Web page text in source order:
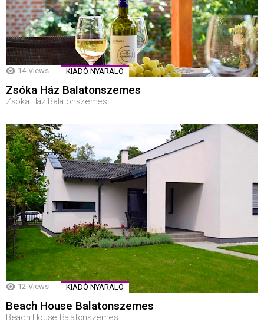
14 Views KIADÓ NYARALÓ
Zsóka Ház Balatonszemes
Zsóka Ház Balatonszemes
12 Views KIADÓ NYARALÓ
Beach House Balatonszemes
Beach House Balatonszemes